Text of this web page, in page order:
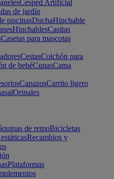
Cesped Artificial
de jardín
piscinasDuchaHinchable
HinchablesCasitas
Casetas para mascotas
CestasColchón para
de bebéCunasCama
CapazosCarrito ligero
Orinales
de remoBicicletas
Recambios y
Plataformas